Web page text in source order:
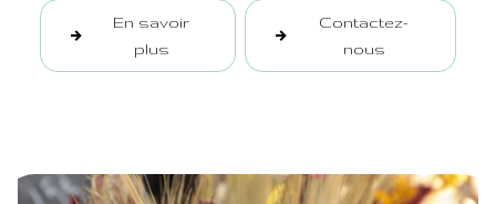
En savoir
plus
Contactez-
nous